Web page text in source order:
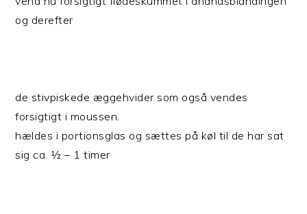
og derefter
de stivpiskede æggehvider som også vendes
forsigtigt i moussen.
hældes i portionsglas og sættes på køl til de har sat
sig ca. ½ – 1 timer